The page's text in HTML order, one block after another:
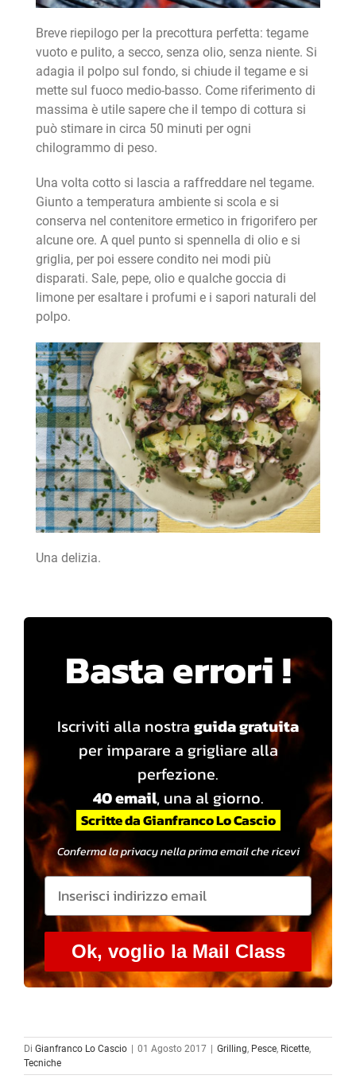
Breve riepilogo per la precottura perfetta: tegame
vuoto e pulito, a secco, senza olio, senza niente. Si
adagia il polpo sul fondo, si chiude il tegame e si
mette sul fuoco medio-basso. Come riferimento di
massima è utile sapere che il tempo di cottura si
può stimare in circa 50 minuti per ogni
chilogrammo di peso.
Una volta cotto si lascia a raffreddare nel tegame.
Giunto a temperatura ambiente si scola e si
conserva nel contenitore ermetico in frigorifero per
alcune ore. A quel punto si spennella di olio e si
griglia, per poi essere condito nei modi più
disparati. Sale, pepe, olio e qualche goccia di
limone per esaltare i profumi e i sapori naturali del
polpo.
Una delizia.
Basta errori !
Iscriviti alla nostra guida gratuita
per imparare a grigliare alla
perfezione.
40 email, una al giorno.
Scritte da Gianfranco Lo Cascio
Conferma la privacy nella prima email che ricevi
Ok, voglio la Mail Class
Di Gianfranco Lo Cascio | 01 Agosto 2017 | Grilling, Pesce, Ricette,
Tecniche